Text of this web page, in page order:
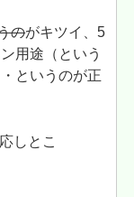
のがキツイ、5
用途（という
というのが正
しとこ